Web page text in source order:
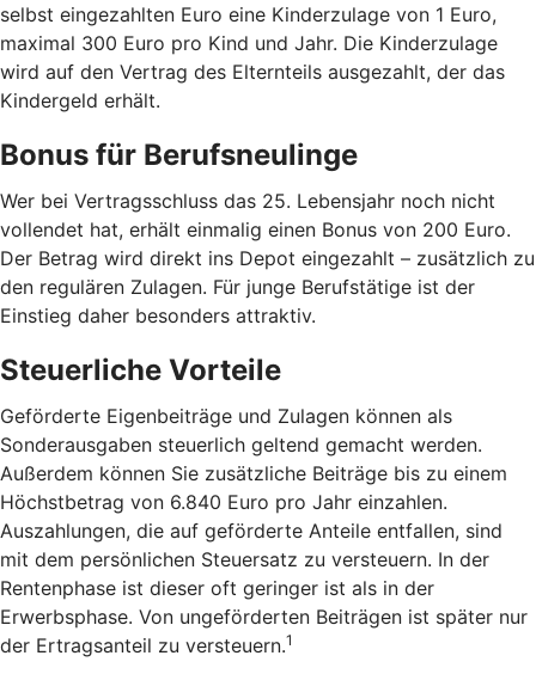
selbst eingezahlten Euro eine Kinderzulage von 1 Euro,
maximal 300 Euro pro Kind und Jahr. Die Kinderzulage
wird auf den Vertrag des Elternteils ausgezahlt, der das
Kindergeld erhält.
Bonus für Berufsneulinge
Wer bei Vertragsschluss das 25. Lebensjahr noch nicht
vollendet hat, erhält einmalig einen Bonus von 200 Euro.
Der Betrag wird direkt ins Depot eingezahlt – zusätzlich zu
den regulären Zulagen. Für junge Berufstätige ist der
Einstieg daher besonders attraktiv.
Steuerliche Vorteile
Geförderte Eigenbeiträge und Zulagen können als
Sonderausgaben steuerlich geltend gemacht werden.
Außerdem können Sie zusätzliche Beiträge bis zu einem
Höchstbetrag von 6.840 Euro pro Jahr einzahlen.
Auszahlungen, die auf geförderte Anteile entfallen, sind
mit dem persönlichen Steuersatz zu versteuern. In der
Rentenphase ist dieser oft geringer ist als in der
Erwerbsphase. Von ungeförderten Beiträgen ist später nur
der Ertragsanteil zu versteuern.1